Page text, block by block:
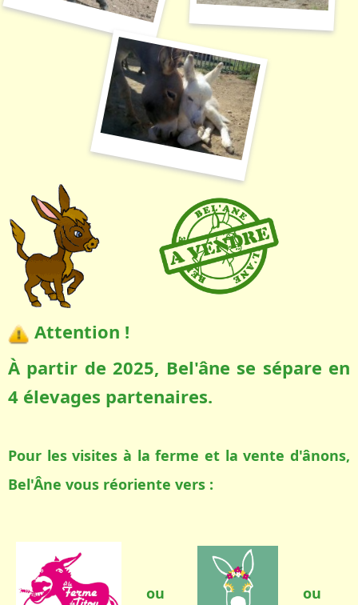
Attention !
À partir de 2025, Bel'âne se sépare en
4 élevages partenaires.
Pour les visites à la ferme et la vente d'ânons,
Bel'Âne vous réoriente vers :
ou ou